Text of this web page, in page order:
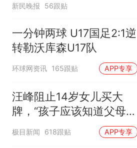
新民晚报 56跟贴
一分钟两球 U17国足2:1逆
转勒沃库森U17队
环球网资讯 165跟贴 APP专享
汪峰阻止14岁女儿买大
牌，“孩子应该知道父母的
不易”，称自己买衣服80%
极目新闻 618跟贴 APP专享